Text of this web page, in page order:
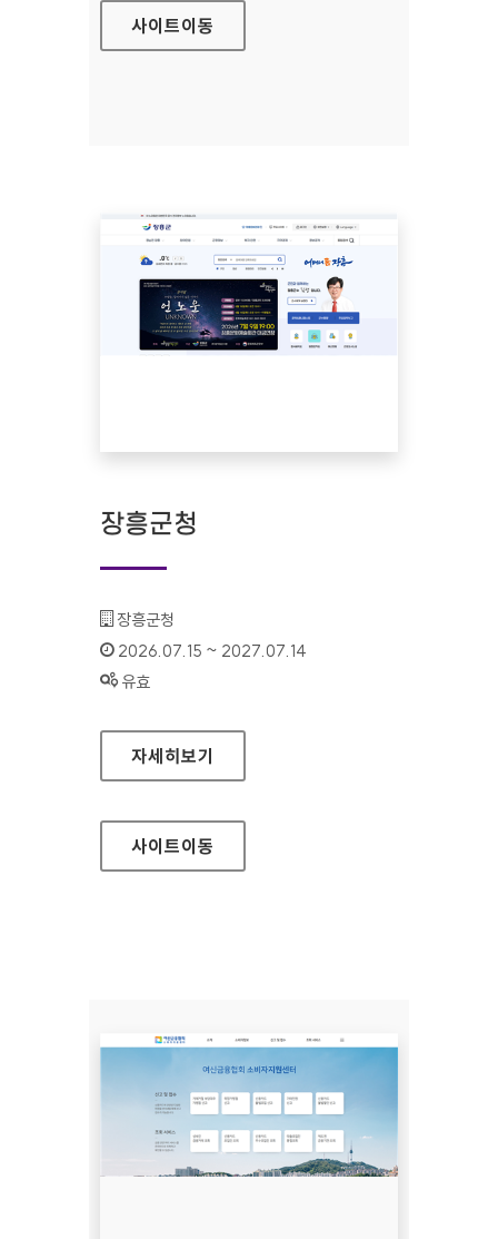
사이트이동
장흥군청
기관명 :
장흥군청
인증기간 :
2026.07.15 ~ 2027.07.14
상태 :
유효
장흥군청
자세히보기
사이트이동